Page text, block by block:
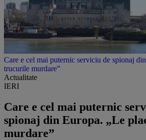
Care e cel mai puternic serviciu de spionaj
trucurile murdare”
Actualitate
IERI
Care e cel mai puternic
spionaj din Europa. „Le
murdare”